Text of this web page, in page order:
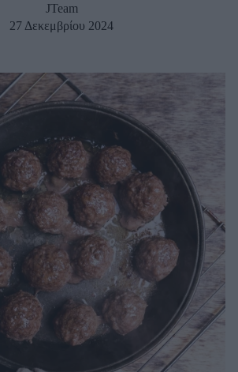
JTeam
27 Δεκεμβρίου 2024